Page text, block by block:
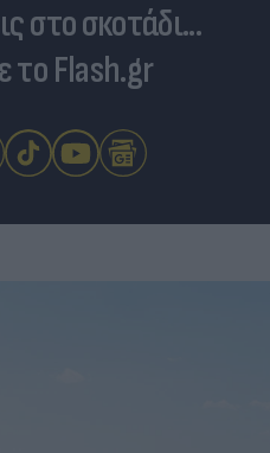
στο σκοτάδι...
το Flash.gr